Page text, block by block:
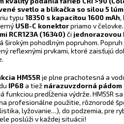
svetlo a blikačka so silou 5
typu18350 s kapacitou 1600 mAh,
USB-C konektorpriamo v
RCR123A (16340)či jednorazovou
širokým pohodlným popruhom.
reflexnými prvkami, ktoré zaisťujú
HM55Rje plne prachotesná a
IP68a tiež nárazuvzdorná pádom
funkciou predĺženia výdrže. HM55R
profesionálne použitie, rôznorodé
lyžovanie…), do podzemia, pre
poslúži v každej situácii!